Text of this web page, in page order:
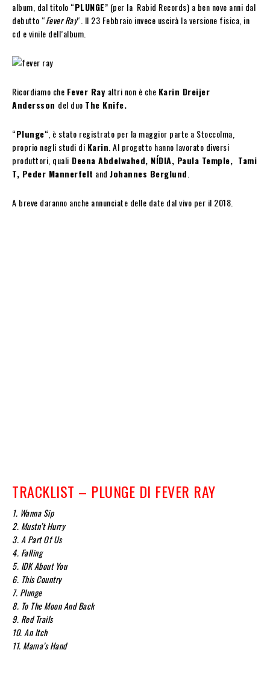
album, dal titolo “PLUNGE” (per la Rabid Records) a ben nove anni dal
debutto “Fever Ray“. Il 23 Febbraio invece uscirà la versione fisica, in
cd e vinile dell’album.
Ricordiamo che Fever Ray altri non è che Karin Dreijer
Andersson del duo The Knife.
“Plunge“, è stato registrato per la maggior parte a Stoccolma,
proprio negli studi di Karin . Al progetto hanno lavorato diversi
produttori, quali Deena Abdelwahed, NÍDIA, Paula Temple, Tami
T, Peder Mannerfelt and Johannes Berglund
A breve daranno anche annunciate delle date dal vivo per il 2018.
TRACKLIST – PLUNGE DI FEVER RAY
1. Wanna Sip
2. Mustn’t Hurry
3. A Part Of Us
4. Falling
5. IDK About You
6. This Country
7. Plunge
8. To The Moon And Back
9. Red Trails
10. An Itch
11. Mama’s Hand